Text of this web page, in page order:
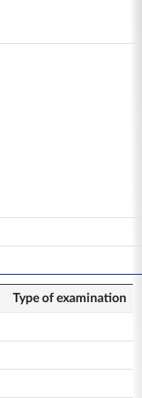
Type of examination